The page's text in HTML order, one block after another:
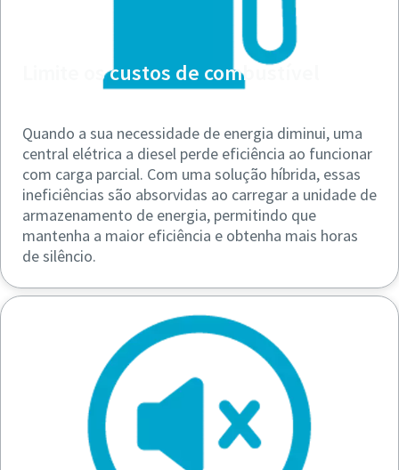
Limite os custos de combustível
Quando a sua necessidade de energia diminui, uma
central elétrica a diesel perde eficiência ao funcionar
com carga parcial. Com uma solução híbrida, essas
ineficiências são absorvidas ao carregar a unidade de
armazenamento de energia, permitindo que
mantenha a maior eficiência e obtenha mais horas
de silêncio.